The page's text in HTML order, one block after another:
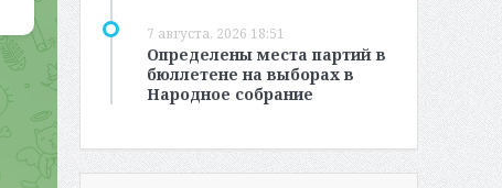
7 августа, 2026 18:51
Определены места партий в
бюллетене на выборах в
Народное собрание